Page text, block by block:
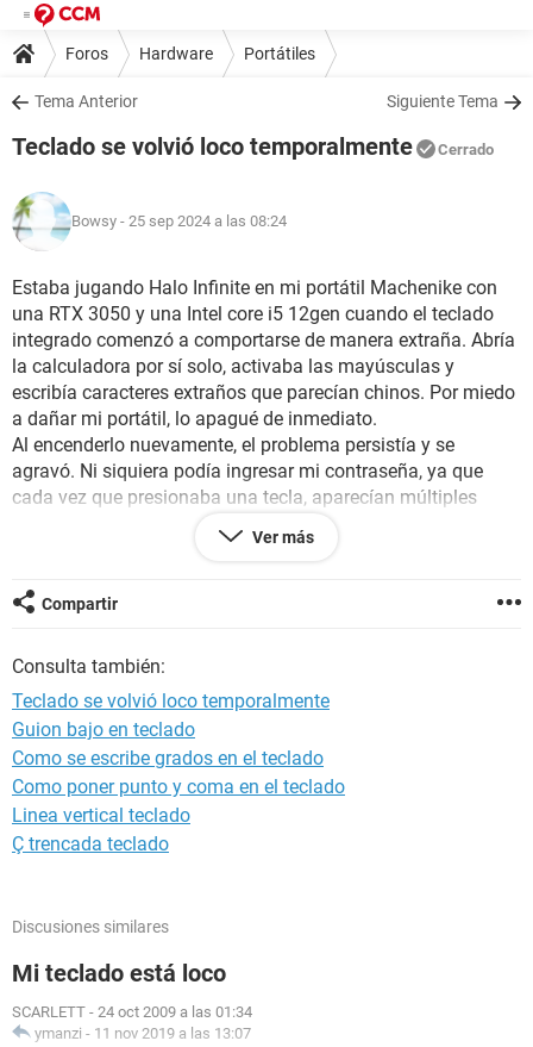
Foros Hardware Portátiles
Tema Anterior Siguiente Tema
Teclado se volvió loco temporalmente Cerrado
Bowsy - 25 sep 2024 a las 08:24
Estaba jugando Halo Infinite en mi portátil Machenike con
una RTX 3050 y una Intel core i5 12gen cuando el teclado
integrado comenzó a comportarse de manera extraña. Abría
la calculadora por sí solo, activaba las mayúsculas y
escribía caracteres extraños que parecían chinos. Por miedo
a dañar mi portátil, lo apagué de inmediato.
Al encenderlo nuevamente, el problema persistía y se
agravó. Ni siquiera podía ingresar mi contraseña, ya que
cada vez que presionaba una tecla, aparecían múltiples
y decidí dejarlo enfriar con un ventilador.
todo volvió a funcionar con normalidad. Sin embargo, me
¿Podría ser un problema de sobrecalentamiento, un conflicto
de software o algún otro factor? Me gustaría entender qué
sucedió para evitar que vuelva a ocurrir."
Ver más
Compartir
Consulta también:
Teclado se volvió loco temporalmente
Guion bajo en teclado
Como se escribe grados en el teclado
Como poner punto y coma en el teclado
Linea vertical teclado
Ç trencada teclado
Discusiones similares
Mi teclado está loco
SCARLETT - 24 oct 2009 a las 01:34
ymanzi - 11 nov 2019 a las 13:07